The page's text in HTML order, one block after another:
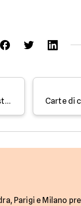
Le Carte di Credito Platinum diventano sempre più costose - Parola all'Esperto di Facile.it
Parigi e Milano